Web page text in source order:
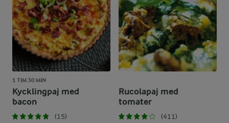
1 TIM 30 MIN
Kycklingpaj med
bacon
(15)
Rucolapaj med
tomater
(411)